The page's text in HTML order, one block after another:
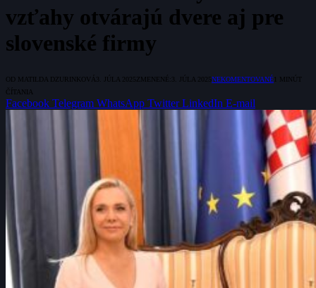
vzťahy otvárajú dvere aj pre
slovenské firmy
OD MATILDA DZURINKOVÁ 3. JÚLA 2025ZMENENÉ: 3. JÚLA 2025NEKOMENTOVANÉ1 MINÚT
ČÍTANIA
Facebook Telegram WhatsApp Twitter LinkedIn E-mail